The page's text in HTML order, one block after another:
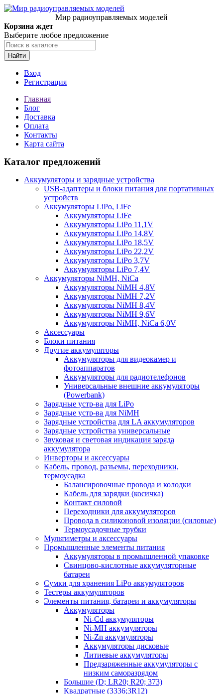
Мир радиоуправляемых моделей
Корзина ждет
Выберите любое предложение
Найти
Вход
Регистрация
Главная
Блог
Доставка
Оплата
Контакты
Карта сайта
Каталог предложений
Аккумуляторы и зарядные устройства
USB-адаптеры и блоки питания для портативных
устройств
Аккумуляторы LiPo, LiFe
Аккумуляторы LiFe
Аккумуляторы LiPo 11,1V
Аккумуляторы LiPo 14,8V
Аккумуляторы LiPo 18,5V
Аккумуляторы LiPo 22,2V
Аккумуляторы LiPo 3,7V
Аккумуляторы LiPo 7,4V
Аккумуляторы NiMH, NiCa
Аккумуляторы NiMH 4,8V
Аккумуляторы NiMH 7,2V
Аккумуляторы NiMH 8,4V
Аккумуляторы NiMH 9,6V
Аккумуляторы NiMH, NiCa 6,0V
Аксессуары
Блоки питания
Другие аккумуляторы
Аккумуляторы для видеокамер и
фотоаппаратов
Аккумуляторы для радиотелефонов
Универсальные внешние аккумуляторы
(Powerbank)
Зарядные устр-ва для LiPo
Зарядные устр-ва для NiMH
Зарядные устройства для LA аккумуляторов
Зарядные устройства универсальные
Звуковая и световая индикация заряда
аккумулятора
Инверторы и аксессуары
Кабель, провод, разъемы, переходники,
термоусадка
Балансировочные провода и колодки
Кабель для зарядки (косичка)
Контакт силовой
Переходники для аккумуляторов
Провода в силиконовой изоляции (силовые)
Термоусадочные трубки
Мультиметры и аксессуары
Промышленные элементы питания
Аккумуляторы в промышленной упаковке
Свинцово-кислотные аккумуляторные
батареи
Сумки для хранения LiPo аккумуляторов
Тестеры аккумуляторов
Элементы питания, батареи и аккумуляторы
Аккумуляторы
Ni-Cd аккумуляторы
Ni-MH аккумуляторы
Ni-Zn аккумуляторы
Аккумуляторы дисковые
Литиевые аккумуляторы
Предзаряженные аккумуляторы с
низким саморазрядом
Большие (D; LR20; R20; 373)
Квадратные (3336;3R12)